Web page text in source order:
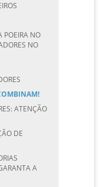
POEIRA NO
NO
ATENÇÃO
DE
A